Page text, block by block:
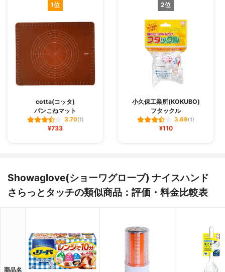
1位
cotta(コッタ)
パンこねマット
3.70(1)
¥733
2位
小久保工業所(KOKUBO)
フタックル
3.69(1)
¥110
Showaglove(ショーワグローブ) ナイスハンド
さらっとタッチの類似商品：評価・料金比較表
商品名